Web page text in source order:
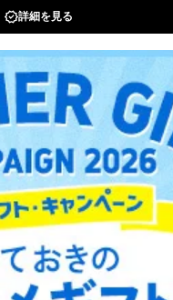
IOS
ら
採用情報
お問い合わせ